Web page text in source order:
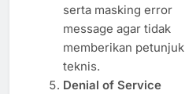
serta masking error
message agar tidak
memberikan petunjuk
teknis.
Denial of Service